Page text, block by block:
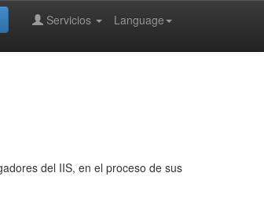
Language
Servicios
del IIS, en el proceso de sus